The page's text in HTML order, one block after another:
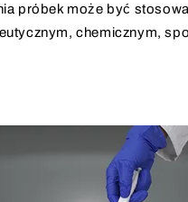
próbek może być
chemicznym,